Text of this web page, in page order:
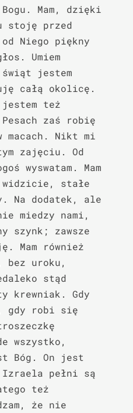
Mam, dzięki
stoję przed
od Niego piękny
Umiem
świąt jestem
całą okolicę.
jestem też
zaś robię
macach. Nikt mi
zajęciu. Od
wyswatam. Mam
stałe
Na dodatek, ale
miedzy nami,
szynk; zawsze
Mam również
uroku,
stąd
krewniak. Gdy
gdy robi się
wszystko,
Bóg. On jest
Izraela pełni są
też
że nie